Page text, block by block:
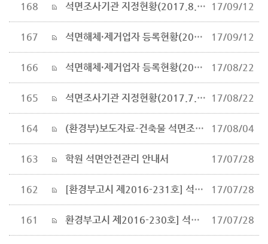
168 석면조사기관 지정현황(2017.8.28.기준) 17/09/12
167 석면해체·제거업자 등록현황(2017.8.28. 기준) 17/09/12
166 석면해체·제거업자 등록현황(2017.7.27. 기준) 17/08/22
165 석면조사기관 지정현황(2017.7.27.기준) 17/08/22
164 (환경부)보도자료-건축물 석면조사 대상 확대 등 석면 안전관리 강화 17/08/04
163 학원 석면안전관리 안내서 17/07/28
162 [환경부고시 제2016-231호] 석면건축물의 평가 및 조치 방법 17/07/28
161 환경부고시 제2016-230호] 석면건축물의 위해성 평가 방법 17/07/28